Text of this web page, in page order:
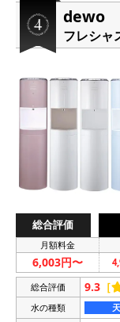
dewo
フレシャ
総合評価
月額料金
6,003円〜
総合評価 9.3 ［
水の種類